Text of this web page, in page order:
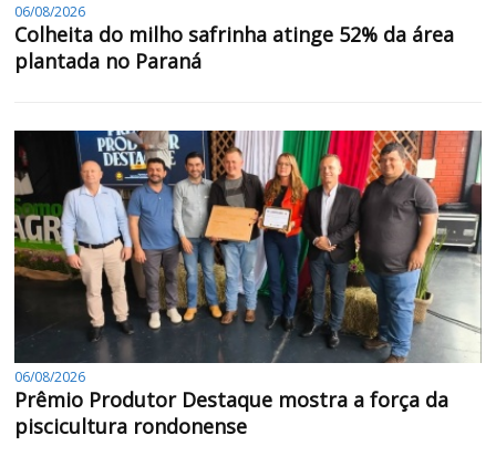
06/08/2026
Colheita do milho safrinha atinge 52% da área
plantada no Paraná
06/08/2026
Prêmio Produtor Destaque mostra a força da
piscicultura rondonense